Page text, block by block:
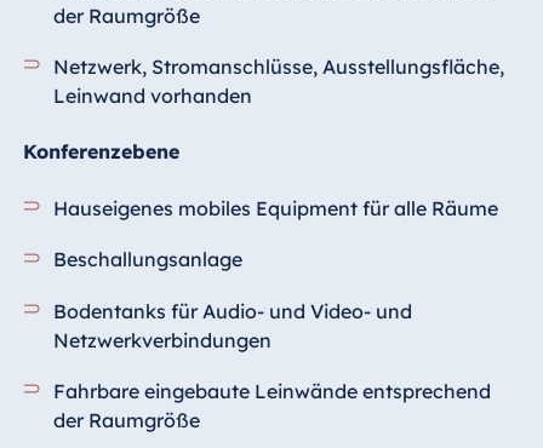
der Raumgröße
Netzwerk, Stromanschlüsse, Ausstellungsfläche,
Leinwand vorhanden
Konferenzebene
Hauseigenes mobiles Equipment für alle Räume
Beschallungsanlage
Bodentanks für Audio- und Video- und
Netzwerkverbindungen
Fahrbare eingebaute Leinwände entsprechend
der Raumgröße